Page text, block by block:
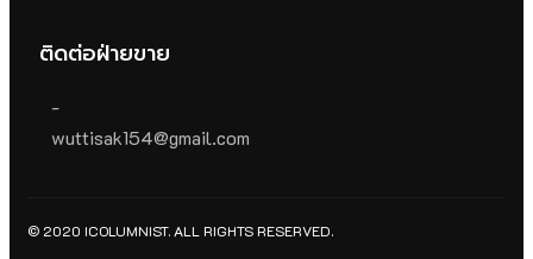
ติดต่อฝ่ายขาย
-
wuttisak154@gmail.com
© 2020 ICOLUMNIST. ALL RIGHTS RESERVED.